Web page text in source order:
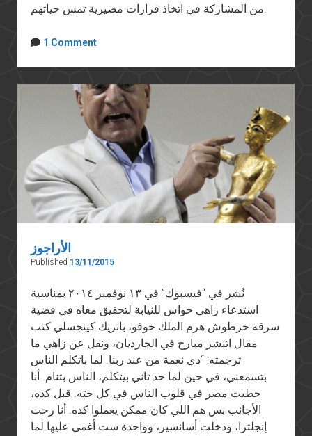
من المشاركة في اتخاذ قرارات مصيرية تمس حياتهم.
1 Comment
الأراجوز
Published 13/11/2015
نُشر في “فيسبوك” في ١٣ نوفمبر ٢٠١٤ بمناسبة
استدعاء زاهي حواس للنيابة لتحقيق معاه في قضية
سرقة خرطوش هرم الملك خوفو، باتريك كينجسلي كتب
مقال اتنشر مبارح في الجارديان، ونقل عن زاهي ما
ترجمته: “دي نعمة من عند ربنا. لما باتكلم الناس
بتسمعني، في حين لما حد تاني بيتكلم، الناس بتنام. أنا
حطيت مصر في قلوب الناس في كل حته. قبل كده،
الأجانب بس هم اللي كان ممكن يعملوا كده. أنا رحت
إنجلترا، ودخلت أسانسير، وواحدة ست أغمى عليها لما